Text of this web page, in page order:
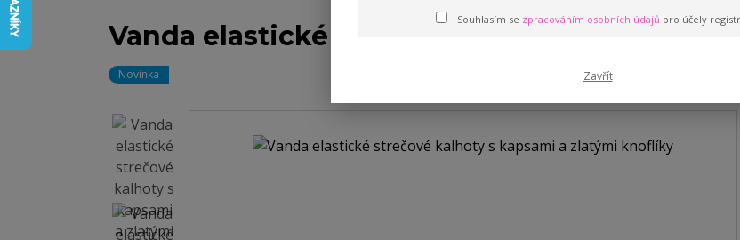
Vanda elastické strečové kalhoty s kapsami
Novinka
Souhlasím se zpracováním osobních údajů pro účely
Zavřít